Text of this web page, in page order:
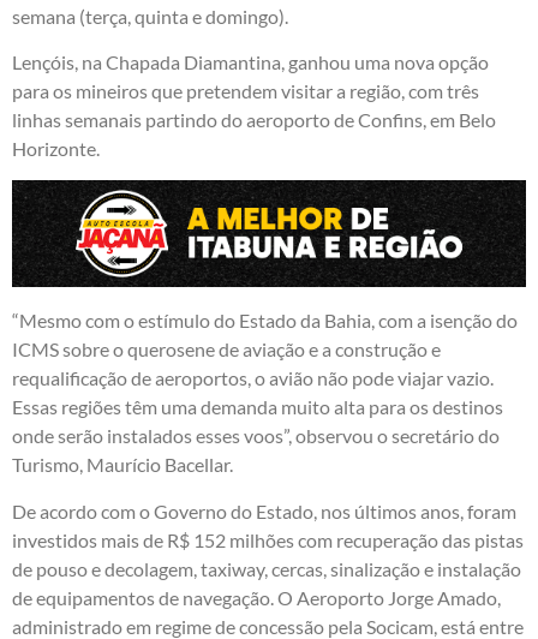
semana (terça, quinta e domingo).
Lençóis, na Chapada Diamantina, ganhou uma nova opção
para os mineiros que pretendem visitar a região, com três
linhas semanais partindo do aeroporto de Confins, em Belo
Horizonte.
“Mesmo com o estímulo do Estado da Bahia, com a isenção do
ICMS sobre o querosene de aviação e a construção e
requalificação de aeroportos, o avião não pode viajar vazio.
Essas regiões têm uma demanda muito alta para os destinos
onde serão instalados esses voos”, observou o secretário do
Turismo, Maurício Bacellar.
De acordo com o Governo do Estado, nos últimos anos, foram
investidos mais de R$ 152 milhões com recuperação das pistas
de pouso e decolagem, taxiway, cercas, sinalização e instalação
de equipamentos de navegação. O Aeroporto Jorge Amado,
administrado em regime de concessão pela Socicam, está entre